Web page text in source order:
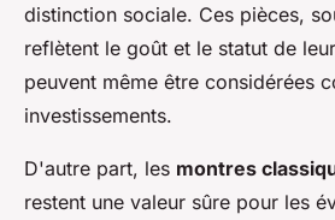
distinction sociale. Ces pièces,
reflètent le goût et le statut de
peuvent même être considérées
investissements.
D'autre part, les montres
restent une valeur sûre pour les